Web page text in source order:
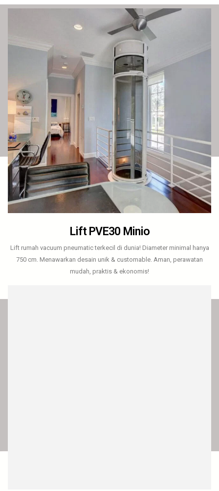
Lift PVE30 Minio
Lift rumah vacuum pneumatic terkecil di dunia! Diameter minimal hanya
750 cm. Menawarkan desain unik & customable. Aman, perawatan
mudah, praktis & ekonomis!